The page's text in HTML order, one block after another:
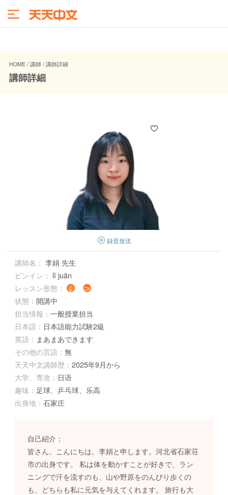
HOME / 講師 / 講師詳細
講師詳細
録音放送
講師名： 李娟 先生
ピンイン： lǐ juān
レッスン形態：
状態： 開講中
担当情報：一般授業担当
日本語： 日本語能力試験2級
英語： まあまあできます
その他の言語：無
天天中文講師歴：2025年9月から
大学、専攻： 日语
趣味： 足球、乒乓球、乐高
出身地：石家庄
自己紹介：
皆さん、こんにちは。李娟と申します。河北省石家荘
市の出身です。 私は体を動かすことが好きで、ラン
ニングで汗を流すのも、山や野原をのんびり歩くの
も、どちらも私に元気を与えてくれます。 旅行も大